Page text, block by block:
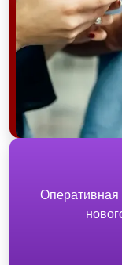
Оперативная